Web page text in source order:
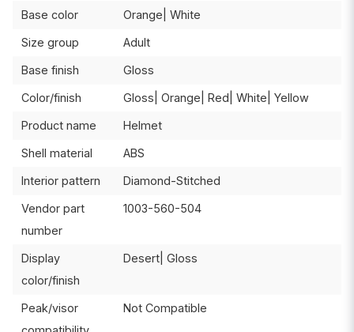
Base color Orange| White
Size group Adult
Base finish Gloss
Color/finish Gloss| Orange| Red| White| Yellow
Product name Helmet
Shell material ABS
Interior pattern Diamond-Stitched
Vendor part
number
1003-560-504
Display
color/finish
Desert| Gloss
Peak/visor
Not Compatible